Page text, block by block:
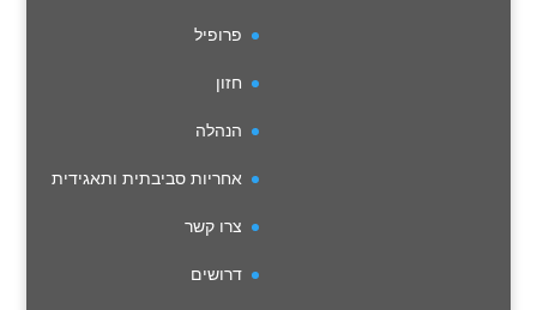
פרופיל
חזון
הנהלה
אחריות סביבתית ותאגידית
צרו קשר
דרושים